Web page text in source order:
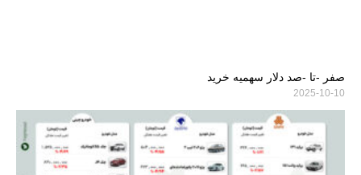
صفر -تا -صد دلار سهمیه خرید
2025-10-10